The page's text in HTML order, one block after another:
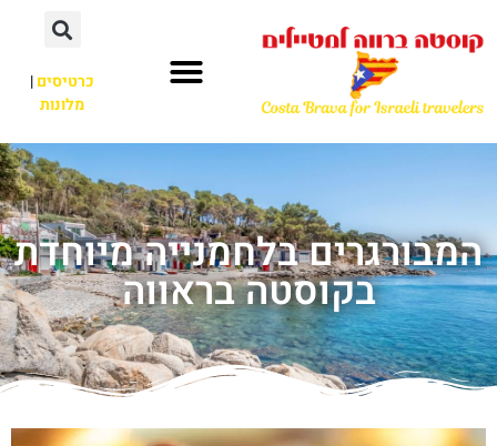
כרטיסים|
מלונות
המבורגרים בלחמנייה מיוחדת
בקוסטה בראווה